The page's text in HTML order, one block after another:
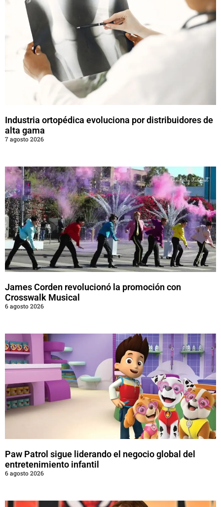
Industria ortopédica evoluciona por distribuidores de
alta gama
7 agosto 2026
James Corden revolucionó la promoción con
Crosswalk Musical
6 agosto 2026
Paw Patrol sigue liderando el negocio global del
entretenimiento infantil
6 agosto 2026